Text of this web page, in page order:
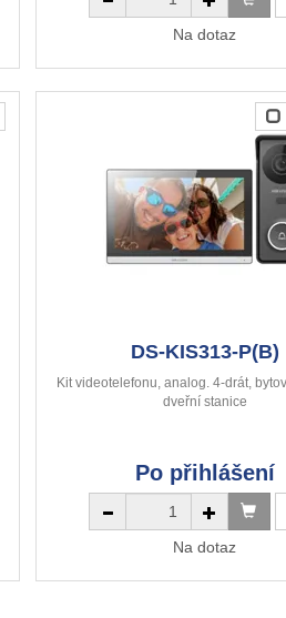
Na dotaz
DS-KIS313-P(B)
Kit videotelefonu, analog. 4-drát,
dveřní stanice
Po přihlášení
Na dotaz